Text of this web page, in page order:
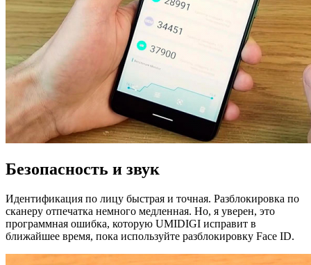
Безопасность и звук
Идентификация по лицу быстрая и точная. Разблокировка по
сканеру отпечатка немного медленная. Но, я уверен, это
программная ошибка, которую UMIDIGI исправит в
ближайшее время, пока используйте разблокировку Face ID.